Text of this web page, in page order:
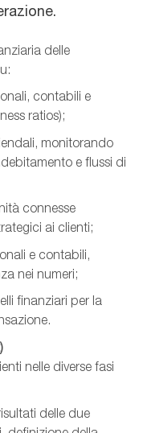
delle
contabili e
ratios);
monitorando
e flussi di
connesse
ai clienti;
e contabili,
nei numeri;
finanziari per la
nelle diverse fasi
delle due